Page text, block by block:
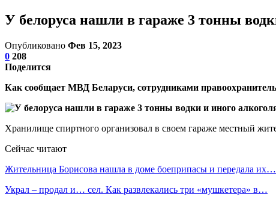
У белоруса нашли в гараже 3 тонны
Опубликовано Фев 15, 2023
0 208
Поделится
Как сообщает МВД Беларуси, сотрудниками
Хранилище спиртного организовал в своем гараже местный
Сейчас читают
Жительница Борисова нашла в доме боеприпасы и передала их…
Украл – продал и… сел. Как развлекались три «мушкетера» в…